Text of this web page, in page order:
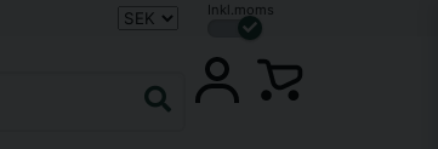
Inkl.moms